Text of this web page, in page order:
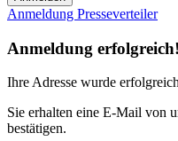
Anmeldung Presseverteiler
Anmeldung erfolgreich!
Ihre Adresse wurde
Sie erhalten eine E-Mail von
bestätigen.